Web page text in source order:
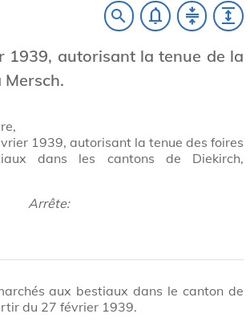
search notifications_none compress expand
1939, autorisant la tenue de la
1939, autorisant la tenue des foires
dans les cantons de Diekirch,
Arrête:
aux bestiaux dans le canton de
du 27 février 1939.